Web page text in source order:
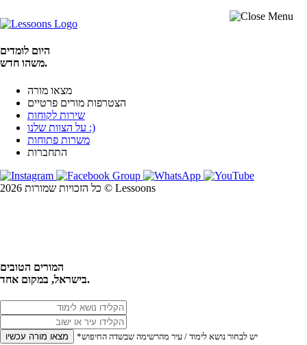
היום לומדים
משהו חדש.
מצאו מורה
הצטרפות מורים פרטיים
שירות לקוחות
על הצוות שלנו :)
משרות פתוחות
התחברות
כל הזכויות שמורות 2026 © Lessoons
המורים הטובים
בישראל, במקום אחד.
מצאו מורה עכשיו *יש לבחור נושא לימוד / עיר מהרשימה שבשדה החיפוש